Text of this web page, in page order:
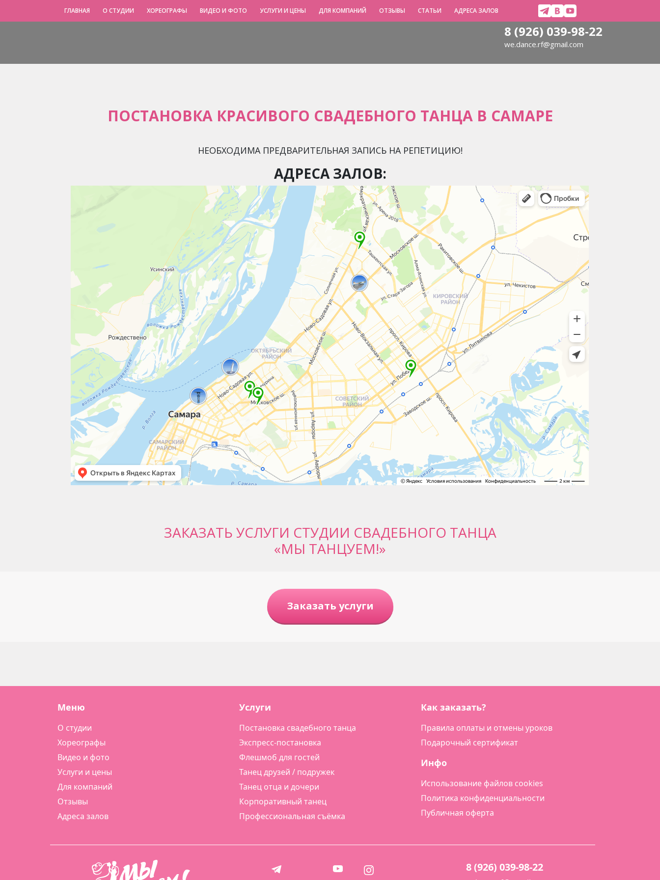
8 (926) 039-98-22
we.dance.rf@gmail.com
ГЛАВНАЯ О СТУДИИ ХОРЕОГРАФЫ ВИДЕО И ФОТО УСЛУГИ И ЦЕНЫ ДЛЯ КОМПАНИЙ ОТЗЫВЫ СТАТЬИ АДРЕСА ЗАЛОВ
ПОСТАНОВКА КРАСИВОГО СВАДЕБНОГО ТАНЦА В САМАРЕ
НЕОБХОДИМА ПРЕДВАРИТЕЛЬНАЯ ЗАПИСЬ НА РЕПЕТИЦИЮ!
АДРЕСА ЗАЛОВ:
ЗАКАЗАТЬ УСЛУГИ СТУДИИ СВАДЕБНОГО ТАНЦА
«МЫ ТАНЦУЕМ!»
Заказать услуги
Меню
О студии
Хореографы
Видео и фото
Услуги и цены
Для компаний
Отзывы
Адреса залов
Услуги
Постановка свадебного танца
Экспресс-постановка
Флешмоб для гостей
Танец друзей / подружек
Танец отца и дочери
Корпоративный танец
Профессиональная съёмка
Как заказать?
Правила оплаты и отмены уроков
Подарочный сертификат
Инфо
Использование файлов cookies
Политика конфиденциальности
Публичная оферта
8 (926) 039-98-22